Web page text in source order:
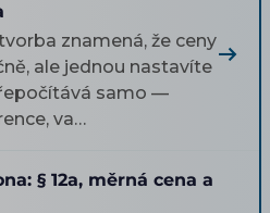
znamená, že ceny
ale jednou nastavíte
samo —
va…
§ 12a, měrná cena a